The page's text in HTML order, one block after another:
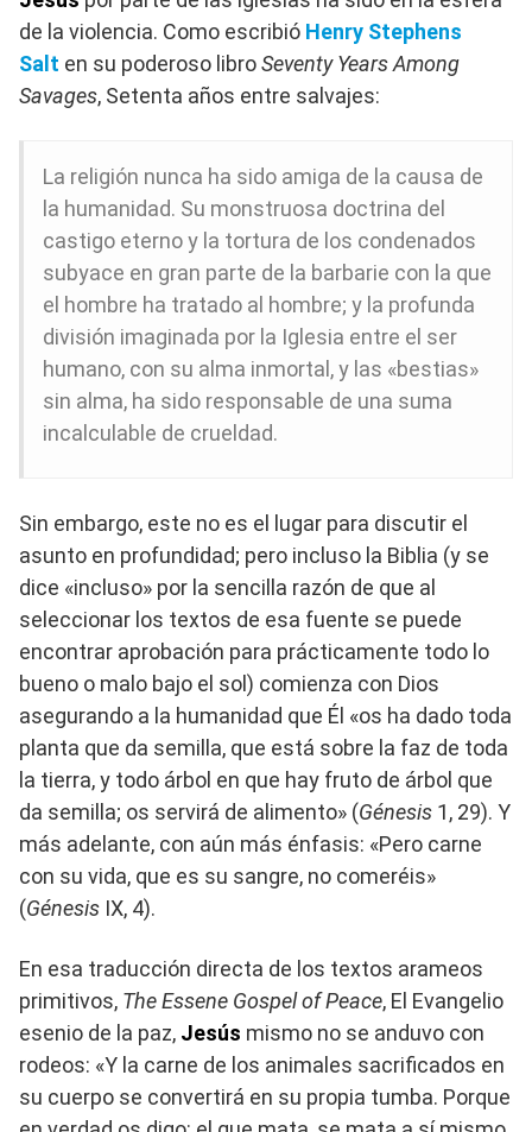
de la violencia. Como escribió Henry Stephens
Salt en su poderoso libroSeventy Years Among
Savages, Setenta años entre salvajes:
La religión nunca ha sido amiga de la causa de
la humanidad. Su monstruosa doctrina del
castigo eterno y la tortura de los condenados
subyace en gran parte de la barbarie con la que
el hombre ha tratado al hombre; y la profunda
división imaginada por la Iglesia entre el ser
humano, con su alma inmortal, y las «bestias»
sin alma, ha sido responsable de una suma
incalculable de crueldad.
Sin embargo, este no es el lugar para discutir el
asunto en profundidad; pero incluso la Biblia (y se
dice «incluso» por la sencilla razón de que al
seleccionar los textos de esa fuente se puede
encontrar aprobación para prácticamente todo lo
bueno o malo bajo el sol) comienza con Dios
asegurando a la humanidad que Él «os ha dado toda
planta que da semilla, que está sobre la faz de toda
la tierra, y todo árbol en que hay fruto de árbol que
da semilla; os servirá de alimento» (Génesis 1, 29). Y
más adelante, con aún más énfasis: «Pero carne
con su vida, que es su sangre, no comeréis»
(Génesis IX, 4).
En esa traducción directa de los textos arameos
primitivos, The Essene Gospel of Peace, El Evangelio
esenio de la paz, Jesús mismo no se anduvo con
rodeos: «Y la carne de los animales sacrificados en
su cuerpo se convertirá en su propia tumba. Porque